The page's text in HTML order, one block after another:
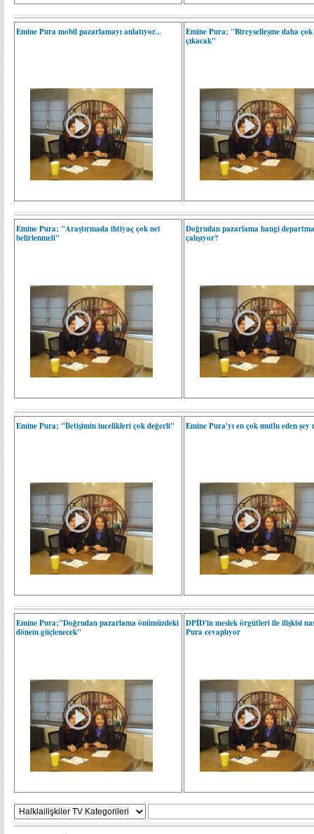
Emine Pura mobil pazarlamayı anlatıyor...
Emine Pura; "Bireyselleşme daha
çıkacak"
Emine Pura; "Araştırmada ihtiyaç çok net
belirlenmeli"
Doğrudan pazarlama hangi
çalışıyor?
Emine Pura; "İletişimin incelikleri çok değerli" Emine Pura'yı en çok mutlu eden şey
Emine Pura;"Doğrudan pazarlama önümüzdeki
dönem güçlenecek"
DPİD'in meslek örgütleri ile ilişkisi
Pura cevaplıyor